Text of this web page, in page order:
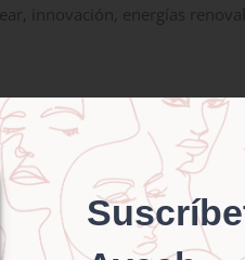
innovación, energías
of the
brief overview
Abstract